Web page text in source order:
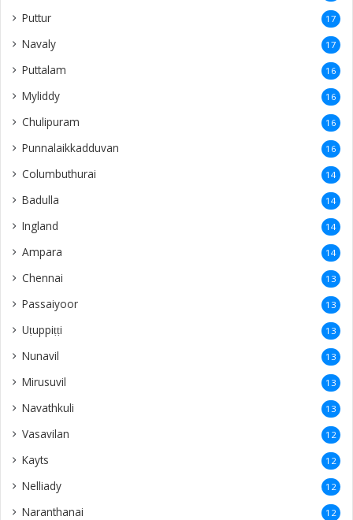
Puttur 17
Navaly 17
Puttalam 16
Myliddy 16
Chulipuram 16
Punnalaikkadduvan 16
Columbuthurai 14
Badulla 14
Ingland 14
Ampara 14
Chennai 13
Passaiyoor 13
Uṭuppiṭṭi 13
Nunavil 13
Mirusuvil 13
Navathkuli 13
Vasavilan 12
Kayts 12
Nelliady 12
Naranthanai 12